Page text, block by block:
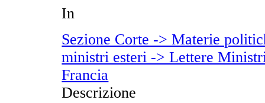
In
Sezione Corte -> Materie
ministri esteri -> Lettere
Francia
Descrizione